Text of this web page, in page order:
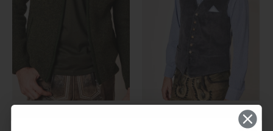
Trachtenweste GUNTHER % -
Krüger Buam - 951166-000-